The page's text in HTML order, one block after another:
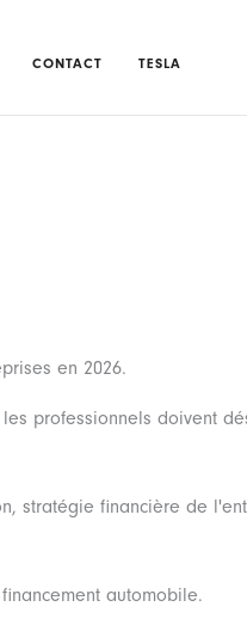
CONTACT TESLA
en 2026.
professionnels doivent
stratégie financière de
automobile.